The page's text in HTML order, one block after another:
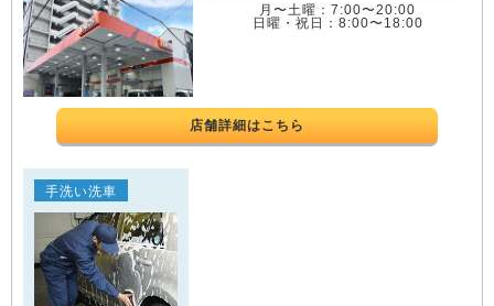
月〜土曜：7:00〜20:00
日曜・祝日：8:00〜18:00
店舗詳細はこちら
手洗い洗車